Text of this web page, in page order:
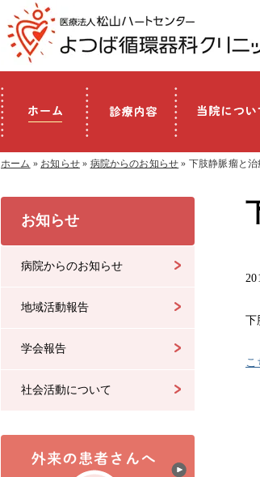
ホーム » お知らせ» 病院からのお知らせ » 下肢静脈瘤と治
下
こ
お知らせ
病院からのお知らせ
地域活動報告
学会報告
社会活動について